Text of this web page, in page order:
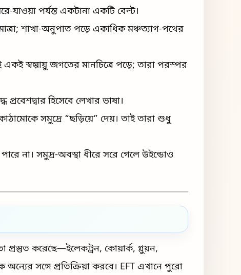
যাওয়া পর্যন্ত একটানা একটি বেল্ট।
শাখা-অনুপাত পড়ে একাধিক মঞ্চত্যাগ-পথের
একই স্বল্পায়ু জগতের মানচিত্রে পড়ে; তারা পরস্পর
হিসেবে লেখার ভাষা।
সমুদ্রে “ছড়িয়ে” দেয়। তাই তারা শুধু
না। সমুদ্র-অবস্থা ধীরে সরে গেলে উইন্ডোও
প্রস্তুত করেছে—ইলেকট্রন, কোয়ার্ক, গ্লুয়ন,
সঙ্গে প্রতিক্রিয়া করবে। EFT এখানে পুরো